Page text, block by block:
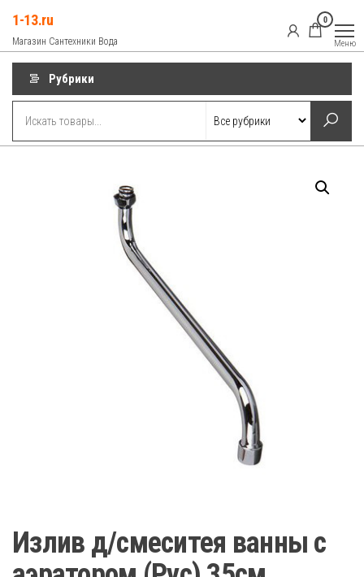
содержимому
1-13.ru
Магазин Сантехники Вода
0
Меню
Рубрики
Излив д/смеситея ванны с